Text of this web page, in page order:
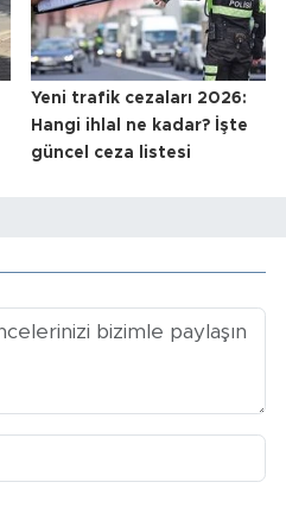
Yeni trafik cezaları 2026:
Hangi ihlal ne kadar? İşte
güncel ceza listesi